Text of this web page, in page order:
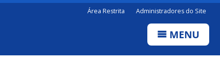
Área Restrita Administradores do Site
MENU